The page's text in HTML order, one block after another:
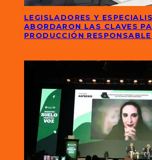
LEGISLADORES Y
ABORDARON LAS CLAVES
PRODUCCIÓN RESPONSABLE